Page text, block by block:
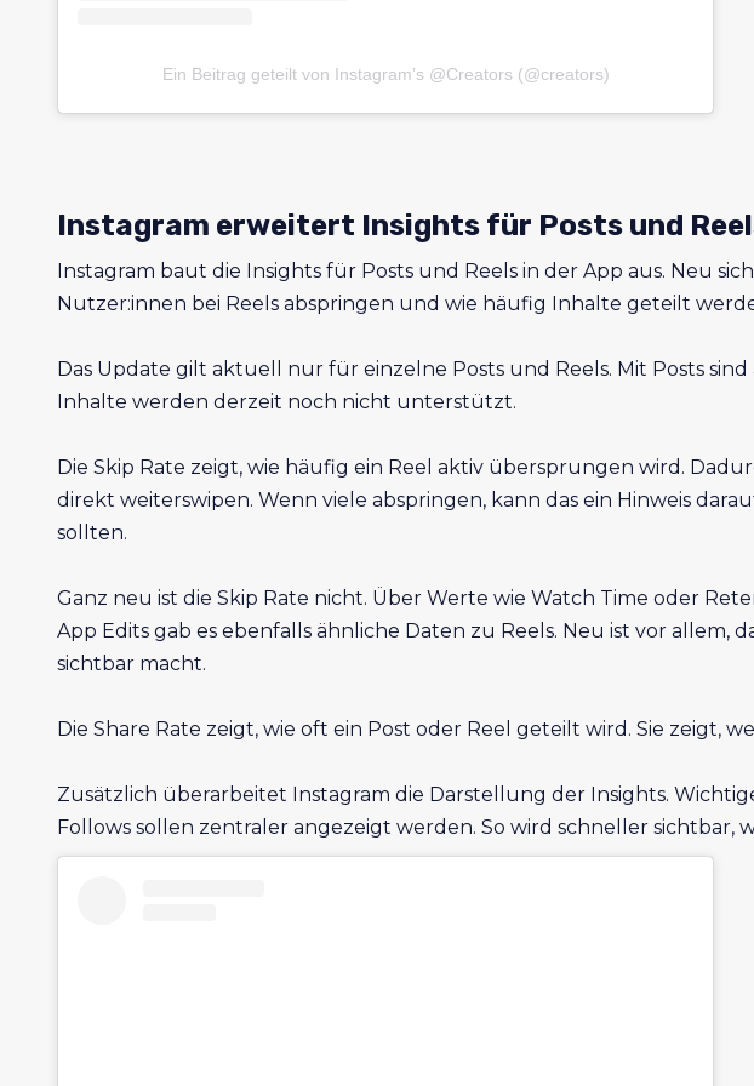
Ein Beitrag geteilt von Instagram’s @Creators (@creators)
Instagram erweitert Insights für Posts und
Instagram baut die Insights für Posts und Reels in der App aus. Neu
Nutzer:innen bei Reels abspringen und wie häufig Inhalte geteilt
Das Update gilt aktuell nur für einzelne Posts und Reels. Mit Posts
Inhalte werden derzeit noch nicht unterstützt.
Die Skip Rate zeigt, wie häufig ein Reel aktiv übersprungen wird.
direkt weiterswipen. Wenn viele abspringen, kann das ein Hinweis
sollten.
Ganz neu ist die Skip Rate nicht. Über Werte wie Watch Time oder
App Edits gab es ebenfalls ähnliche Daten zu Reels. Neu ist vor
sichtbar macht.
Die Share Rate zeigt, wie oft ein Post oder Reel geteilt wird. Sie
Zusätzlich überarbeitet Instagram die Darstellung der Insights.
Follows sollen zentraler angezeigt werden. So wird schneller